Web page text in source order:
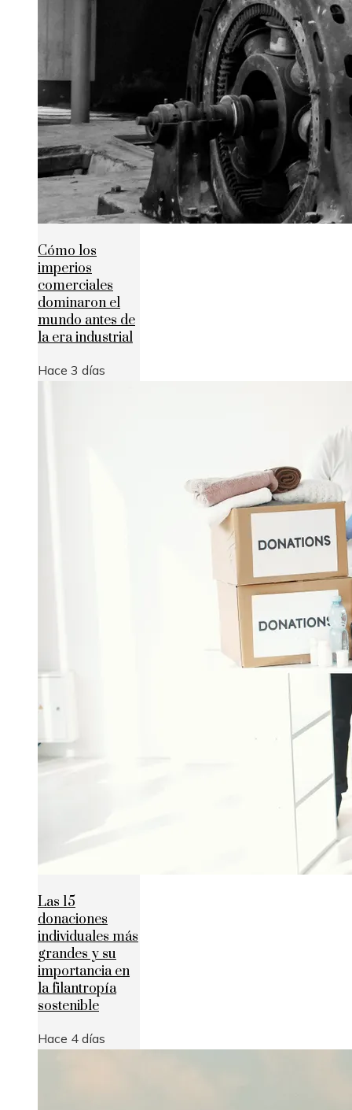
Cómo los
imperios
comerciales
dominaron el
mundo antes de
la era industrial
Hace 3 días
Las 15
donaciones
individuales más
grandes y su
importancia en
la filantropía
sostenible
Hace 4 días